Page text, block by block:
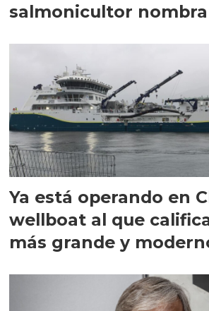
salmonicultor
Ya está operando en
wellboat al que
más grande y